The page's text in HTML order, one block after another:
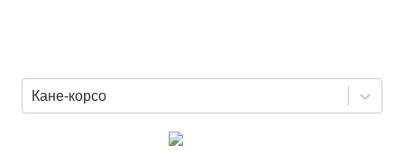
Кане-корсо